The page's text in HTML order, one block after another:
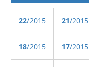
22/2015 21/2015
18/2015 17/2015